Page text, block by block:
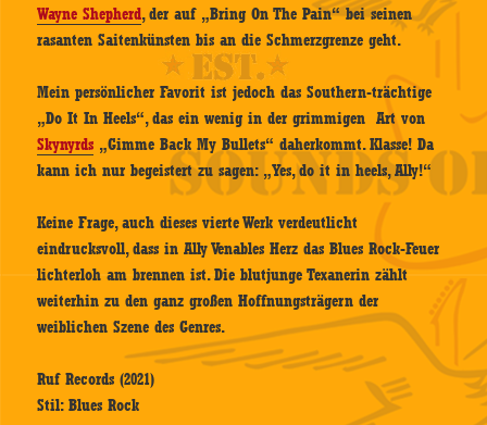
Wayne Shepherd, der auf „Bring On The Pain“ bei seinen
rasanten Saitenkünsten bis an die Schmerzgrenze geht.
Mein persönlicher Favorit ist jedoch das Southern-trächtige
„Do It In Heels“, das ein wenig in der grimmigen Art von
Skynyrds „Gimme Back My Bullets“ daherkommt. Klasse! Da
kann ich nur begeistert zu sagen: „Yes, do it in heels, Ally!“
Keine Frage, auch dieses vierte Werk verdeutlicht
eindrucksvoll, dass in Ally Venables Herz das Blues Rock-Feuer
lichterloh am brennen ist. Die blutjunge Texanerin zählt
weiterhin zu den ganz großen Hoffnungsträgern der
weiblichen Szene des Genres.
Ruf Records (2021)
Stil: Blues Rock